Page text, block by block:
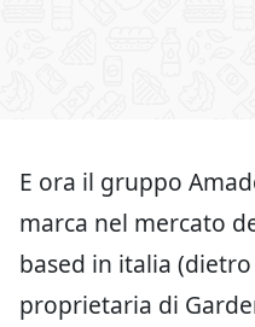
E ora il gruppo
marca nel mercato
based in italia
proprietaria di